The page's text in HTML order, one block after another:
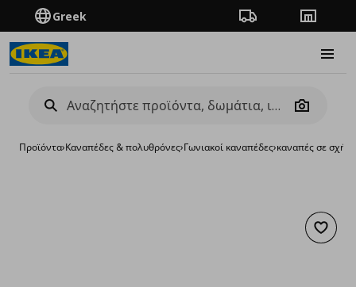
Greek Πορεία παραγγελίας
Camera
Προϊόντα›Καναπέδες & πολυθρόνες›Γωνιακοί καναπέδες›καναπές σε